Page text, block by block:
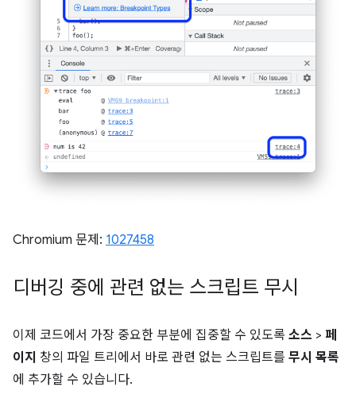
Chromium 문제: 1027458
디버깅 중에 관련 없는 스크립트 무시
이제 코드에서 가장 중요한 부분에 집중할 수 있도록 소스 > 페
이지 창의 파일 트리에서 바로 관련 없는 스크립트를 무시 목록
에 추가할 수 있습니다.